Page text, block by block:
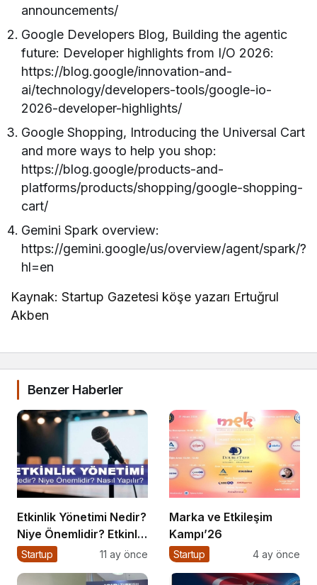
announcements/
Google Developers Blog, Building the agentic
future: Developer highlights from I/O 2026:
https://blog.google/innovation-and-
ai/technology/developers-tools/google-io-
2026-developer-highlights/
Google Shopping, Introducing the Universal Cart
and more ways to help you shop:
https://blog.google/products-and-
platforms/products/shopping/google-shopping-
cart/
Gemini Spark overview:
https://gemini.google/us/overview/agent/spark/?
hl=en
Kaynak: Startup Gazetesi köşe yazarı Ertuğrul
Akben
Benzer Haberler
Etkinlik Yönetimi Nedir?
Niye Önemlidir? Etkinlik
Yönetimi Nasıl Yapılır?
Startup 11 ay önce
Marka ve Etkileşim
Kampı’26
Startup 4 ay önce